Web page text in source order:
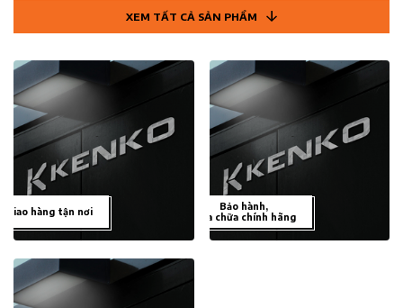
XEM TẤT CẢ SẢN PHẨM
Giao hàng tận nơi
Bảo hành,
sửa chữa chính hãng